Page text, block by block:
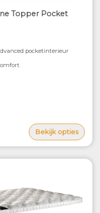
Topper Pocket
pocketinterieur
Bekijk opties